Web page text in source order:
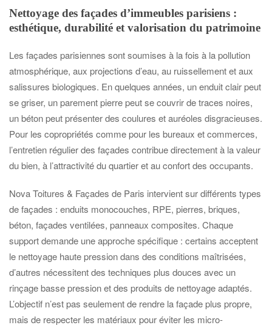
Nettoyage des façades d’immeubles parisiens :
esthétique, durabilité et valorisation du patrimoine
Les façades parisiennes sont soumises à la fois à la pollution
atmosphérique, aux projections d’eau, au ruissellement et aux
salissures biologiques. En quelques années, un enduit clair peut
se griser, un parement pierre peut se couvrir de traces noires,
un béton peut présenter des coulures et auréoles disgracieuses.
Pour les copropriétés comme pour les bureaux et commerces,
l’entretien régulier des façades contribue directement à la valeur
du bien, à l’attractivité du quartier et au confort des occupants.
Nova Toitures & Façades de Paris intervient sur différents types
de façades : enduits monocouches, RPE, pierres, briques,
béton, façades ventilées, panneaux composites. Chaque
support demande une approche spécifique : certains acceptent
le nettoyage haute pression dans des conditions maîtrisées,
d’autres nécessitent des techniques plus douces avec un
rinçage basse pression et des produits de nettoyage adaptés.
L’objectif n’est pas seulement de rendre la façade plus propre,
mais de respecter les matériaux pour éviter les micro-